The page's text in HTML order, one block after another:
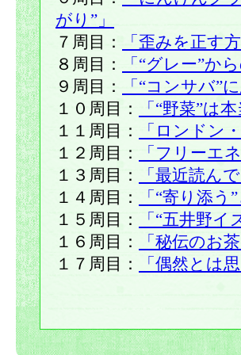
がり”」
７周目：
「歪みを正す
８周目：
「“グレー”か
９周目：
「“コンサバ”
１０周目：
「“野菜”は
１１周目：
「ロンドン
１２周目：
「フリーエ
１３周目：
「最近読ん
１４周目：
「“寄り添
１５周目：
「“五井野
１６周目：
「秘伝のお
１７周目：
「偶然とは